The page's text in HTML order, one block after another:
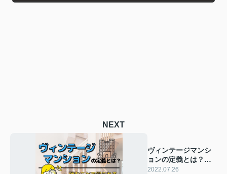
NEXT
ヴィンテージマンシ
ョンの定義とは？住
むことで得られる魅
2022.07.26